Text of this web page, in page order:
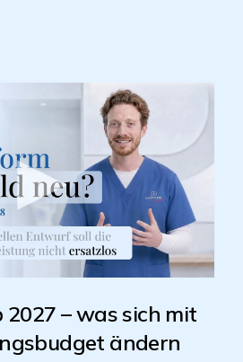
2027 – was sich mit
ändern